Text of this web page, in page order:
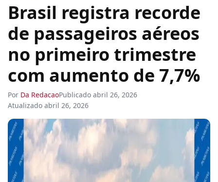
Brasil registra recorde
de passageiros aéreos
no primeiro trimestre
com aumento de 7,7%
Por Da RedacaoPublicado abril 26, 2026
Atualizado abril 26, 2026